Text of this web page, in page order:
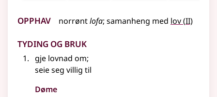
Opphav norrøntlofa; samanheng med lov(2
II)
Tyding og bruk
gje lovnad om;
seie seg villig til
Døme